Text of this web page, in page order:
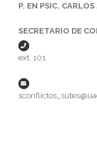
P. EN PSIC.
SECRETARIO DE
ext. 101